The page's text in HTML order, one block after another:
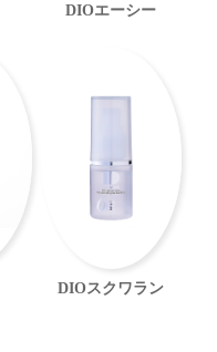
DIOエーシー
DIOスクワラン